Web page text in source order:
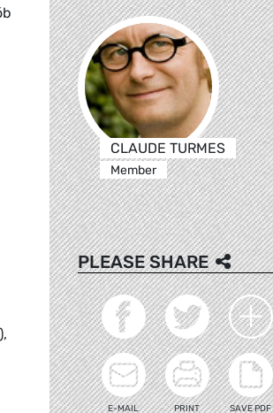
CLAUDE TURMES
Member
PLEASE SHARE
E-MAIL PRINT SAVE PDF